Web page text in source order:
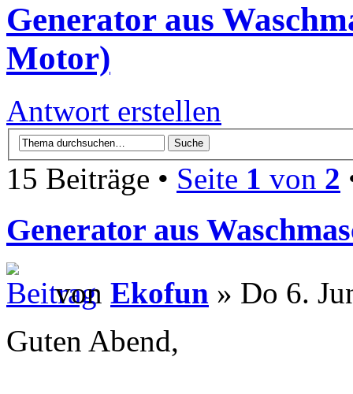
Generator aus
Motor)
Antwort erstellen
15 Beiträge • Seite 1 von 2
Generator aus
von Ekofun » Do 6.
Guten Abend,